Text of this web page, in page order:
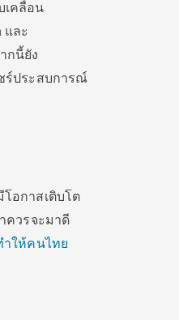
เคลื่อน
และ
กนี้ยัง
ร์ประสบการณ์
อกาสเติบโต
ควรจะมาดี
ำให้คนไทย